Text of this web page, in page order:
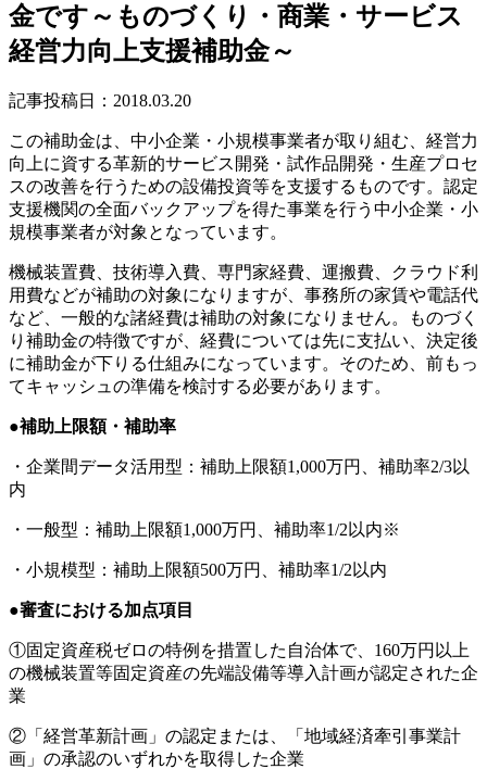
金です～ものづくり・商業・サービス
経営力向上支援補助金～
記事投稿日：2018.03.20
この補助金は、中小企業・小規模事業者が取り組む、経営力
向上に資する革新的サービス開発・試作品開発・生産プロセ
スの改善を行うための設備投資等を支援するものです。認定
支援機関の全面バックアップを得た事業を行う中小企業・小
規模事業者が対象となっています。
機械装置費、技術導入費、専門家経費、運搬費、クラウド利
用費などが補助の対象になりますが、事務所の家賃や電話代
など、一般的な諸経費は補助の対象になりません。ものづく
り補助金の特徴ですが、経費については先に支払い、決定後
に補助金が下りる仕組みになっています。そのため、前もっ
てキャッシュの準備を検討する必要があります。
●補助上限額・補助率
・企業間データ活用型：補助上限額1,000万円、補助率2/3以
内
・一般型：補助上限額1,000万円、補助率1/2以内※
・小規模型：補助上限額500万円、補助率1/2以内
●審査における加点項目
①固定資産税ゼロの特例を措置した自治体で、160万円以上
の機械装置等固定資産の先端設備等導入計画が認定された企
業
②「経営革新計画」の認定または、「地域経済牽引事業計
画」の承認のいずれかを取得した企業